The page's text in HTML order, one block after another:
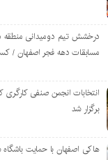
درخشش تیم دومیدانی منطقه
مسابقات دهه فجر اصفهان / کسب ۱۰ مدال
انتخابات انجمن صنفی کارگری
برگزار شد
هاکی اصفهان با حمایت